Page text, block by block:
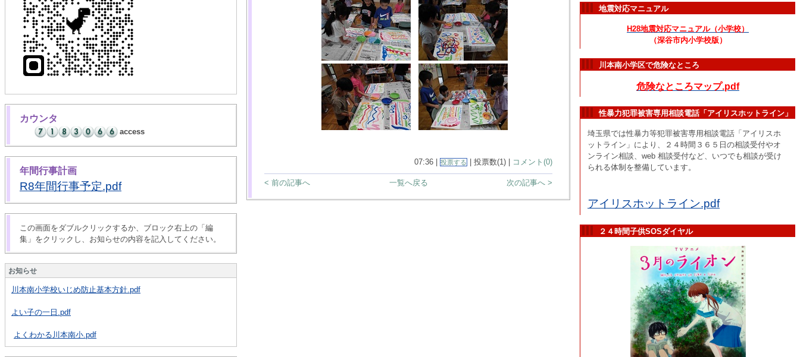
カウンタ
access
年間行事計画
R8年間行事予定.pdf
この画面をダブルクリックするか、ブロック右上の「編
集」をクリックし、お知らせの内容を記入してください。
お知らせ
川本南小学校いじめ防止基本方針.pdf
よい子の一日.pdf
よくわかる川本南小.pdf
07:36 | 投票する | 投票数(1) | コメント(0)
< 前の記事へ 次の記事へ >
一覧へ戻る
地震対応マニュアル
H28地震対応マニュアル（小学校）
（深谷市内小学校版）
川本南小学区で危険なところ
危険なところマップ.pdf
性暴力犯罪被害専用相談電話「アイリスホットライン」
埼玉県では性暴力等犯罪被害専用相談電話「アイリスホ
ットライン」により、２４時間３６５日の相談受付やオ
ンライン相談、web 相談受付など、いつでも相談が受け
られる体制を整備しています。
アイリスホットライン.pdf
２４時間子供SOSダイヤル